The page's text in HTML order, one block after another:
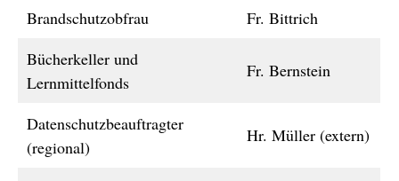
Brandschutzobfrau
Fr. Bittrich
Bücherkeller und
Lernmittelfonds
Fr. Bernstein
Datenschutzbeauftragter
(regional)
Hr. Müller (extern)